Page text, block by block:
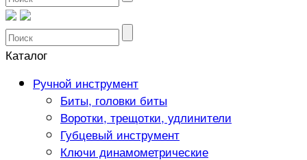
Каталог
Ручной инструмент
Биты, головки биты
Воротки, трещотки, удлинители
Губцевый инструмент
Ключи динамометрические